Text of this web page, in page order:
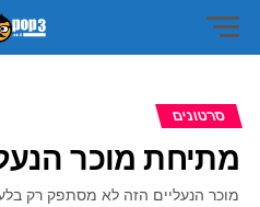
סרטונים
מתיחת מוכר
מוכר הנעליים הזה לא מסתפק רק